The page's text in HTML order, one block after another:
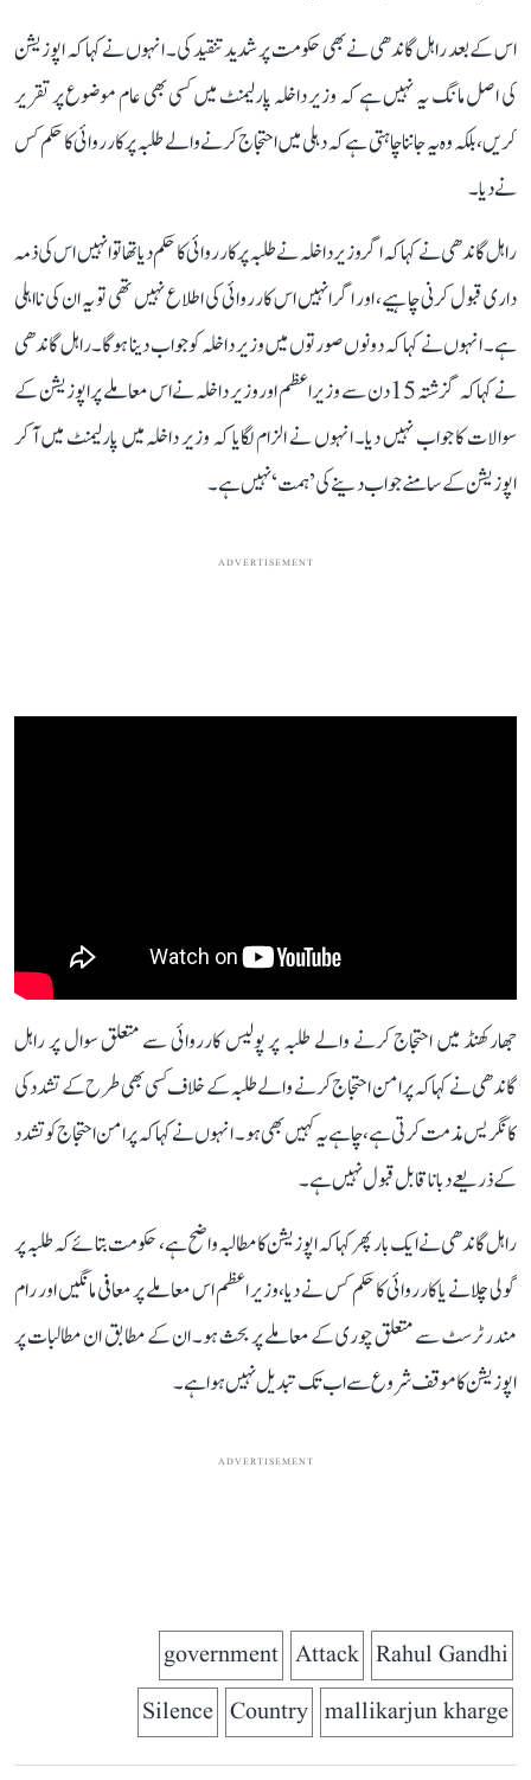
اس کے بعد راہل گاندھی نے بھی حکومت پر شدید تنقید کی۔ انہوں نے کہا کہ اپوزیشن
کی اصل مانگ یہ نہیں ہے کہ وزیر داخلہ پارلیمنٹ میں کسی بھی عام موضوع پر تقریر
کریں، بلکہ وہ یہ جاننا چاہتی ہے کہ دہلی میں احتجاج کرنے والے طلبہ پر کارروائی کا حکم کس
نے دیا۔
راہل گاندھی نے کہا کہ اگر وزیر داخلہ نے طلبہ پر کارروائی کا حکم دیا تھا تو انہیں اس کی ذمہ
داری قبول کرنی چاہیے، اور اگر انہیں اس کارروائی کی اطلاع نہیں تھی تو یہ ان کی نااہلی
ہے۔ انہوں نے کہا کہ دونوں صورتوں میں وزیر داخلہ کو جواب دینا ہوگا۔ راہل گاندھی
نے کہا کہ گزشتہ 15 دن سے وزیر اعظم اور وزیر داخلہ نے اس معاملے پر اپوزیشن کے
سوالات کا جواب نہیں دیا۔ انہوں نے الزام لگایا کہ وزیر داخلہ میں پارلیمنٹ میں آ کر
اپوزیشن کے سامنے جواب دینے کی ’ہمت‘ نہیں ہے۔
ADVERTISEMENT
جھارکھنڈ میں احتجاج کرنے والے طلبہ پر پولیس کارروائی سے متعلق سوال پر راہل
گاندھی نے کہا کہ پرامن احتجاج کرنے والے طلبہ کے خلاف کسی بھی طرح کے تشدد کی
کانگریس مذمت کرتی ہے، چاہے یہ کہیں بھی ہو۔ انہوں نے کہا کہ پرامن احتجاج کو تشدد
کے ذریعے دبانا قابل قبول نہیں ہے۔
راہل گاندھی نے ایک بار پھر کہا کہ اپوزیشن کا مطالبہ واضح ہے، حکومت بتائے کہ طلبہ پر
گولی چلانے یا کارروائی کا حکم کس نے دیا، وزیر اعظم اس معاملے پر معافی مانگیں اور رام
مندر ٹرسٹ سے متعلق چوری کے معاملے پر بحث ہو۔ ان کے مطابق ان مطالبات پر
اپوزیشن کا موقف شروع سے اب تک تبدیل نہیں ہوا ہے۔
ADVERTISEMENT
Rahul Gandhi
Attack
government
mallikarjun kharge
Country
Silence